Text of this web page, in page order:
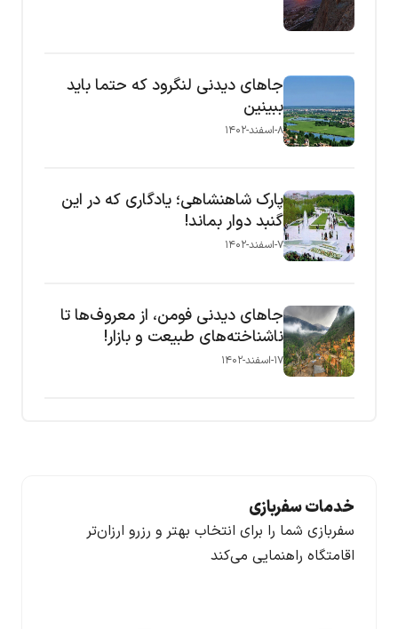
جاهای دیدنی لنگرود که حتما باید
ببینین
۸-اسفند-۱۴۰۲
پارک شاهنشاهی؛ یادگاری که در این
گنبد دوار بماند!
۷-اسفند-۱۴۰۲
جاهای دیدنی فومن، از معروف‌ها تا
ناشناخته‌های طبیعت و بازار!
۱۷-اسفند-۱۴۰۲
خدمات سفربازی
سفربازی شما را برای انتخاب بهتر و رزرو ارزان‌تر
اقامتگاه راهنمایی می‌کند